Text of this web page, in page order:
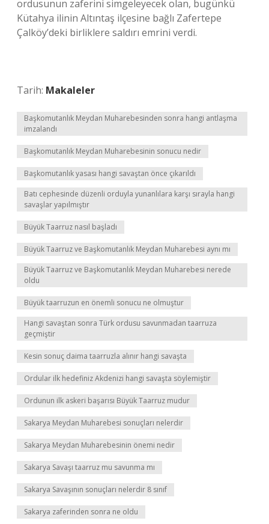
ordusunun zaferini simgeleyecek olan, bugünkü
Kütahya ilinin Altıntaş ilçesine bağlı Zafertepe
Çalköy’deki birliklere saldırı emrini verdi.
Tarih: Makaleler
Başkomutanlık Meydan Muharebesinden sonra hangi antlaşma
imzalandı
Başkomutanlık Meydan Muharebesinin sonucu nedir
Başkomutanlık yasası hangi savaştan önce çıkarıldı
Batı cephesinde düzenli orduyla yunanlılara karşı sırayla hangi
savaşlar yapılmıştır
Büyük Taarruz nasıl başladı
Büyük Taarruz ve Başkomutanlık Meydan Muharebesi aynı mı
Büyük Taarruz ve Başkomutanlık Meydan Muharebesi nerede
oldu
Büyük taarruzun en önemli sonucu ne olmuştur
Hangi savaştan sonra Türk ordusu savunmadan taarruza
geçmiştir
Kesin sonuç daima taarruzla alınır hangi savaşta
Ordular ilk hedefiniz Akdenizi hangi savaşta söylemiştir
Ordunun ilk askeri başarısı Büyük Taarruz mudur
Sakarya Meydan Muharebesi sonuçları nelerdir
Sakarya Meydan Muharebesinin önemi nedir
Sakarya Savaşı taarruz mu savunma mı
Sakarya Savaşının sonuçları nelerdir 8 sınıf
Sakarya zaferinden sonra ne oldu